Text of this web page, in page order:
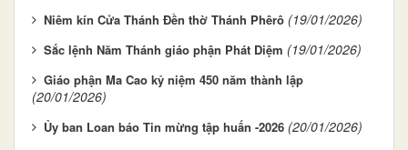
Niêm kín Cửa Thánh Đền thờ Thánh Phêrô (19/01/2026)
Sắc lệnh Năm Thánh giáo phận Phát Diệm (19/01/2026)
Giáo phận Ma Cao kỷ niệm 450 năm thành lập
(20/01/2026)
Ủy ban Loan báo Tin mừng tập huấn -2026 (20/01/2026)